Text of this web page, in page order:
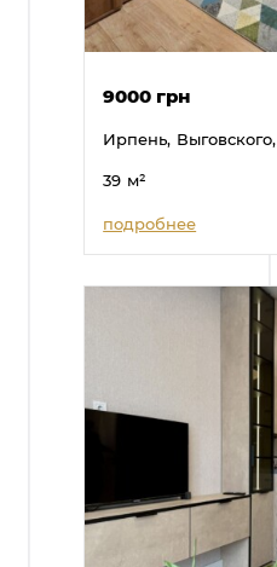
9000 грн
Ирпень, Выговского,
39 м²
подробнее